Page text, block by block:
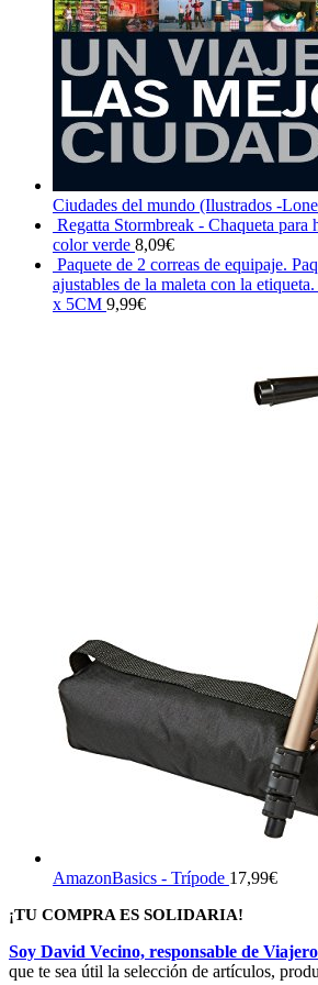
Ciudades del mundo (Ilustrados -
Regatta Stormbreak - Chaqueta para
color verde 8,09€
Paquete de 2 correas de equipaje.
ajustables de la maleta con la
x 5CM 9,99€
AmazonBasics - Trípode 17,99€
¡TU COMPRA ES SOLIDARIA!
Soy David Vecino, responsable de
que te sea útil la selección de artículos,